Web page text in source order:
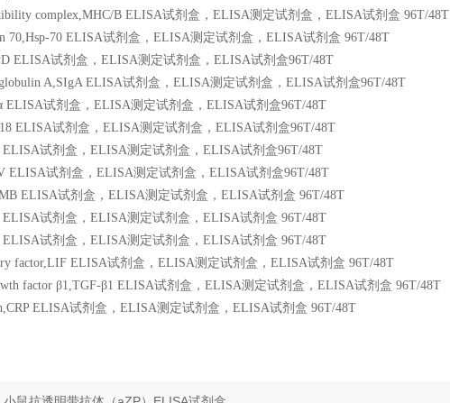
complex,MHC/B ELISA试剂盒，ELISA测定试剂盒，ELISA试剂盒 96T/48T
70,Hsp-70 ELISA试剂盒，ELISA测定试剂盒，ELISA试剂盒 96T/48T
ELISA试剂盒，ELISA测定试剂盒，ELISA试剂盒96T/48T
A,SIgA ELISA试剂盒，ELISA测定试剂盒，ELISA试剂盒96T/48T
ELISA试剂盒，ELISA测定试剂盒，ELISA试剂盒96T/48T
ELISA试剂盒，ELISA测定试剂盒，ELISA试剂盒96T/48T
ELISA试剂盒，ELISA测定试剂盒，ELISA试剂盒96T/48T
ELISA试剂盒，ELISA测定试剂盒，ELISA试剂盒96T/48T
ELISA试剂盒，ELISA测定试剂盒，ELISA试剂盒 96T/48T
ELISA试剂盒，ELISA测定试剂盒，ELISA试剂盒 96T/48T
ELISA试剂盒，ELISA测定试剂盒，ELISA试剂盒 96T/48T
factor,LIF ELISA试剂盒，ELISA测定试剂盒，ELISA试剂盒 96T/48T
factor β1,TGF-β1 ELISA试剂盒，ELISA测定试剂盒，ELISA试剂盒 96T/48T
ELISA试剂盒，ELISA测定试剂盒，ELISA试剂盒 96T/48T